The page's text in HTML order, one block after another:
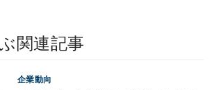
関連記事
企業動向